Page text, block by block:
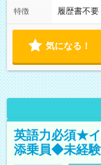
特徴 履歴書不要
気になる！
英語力必須★
添乗員◆未経験